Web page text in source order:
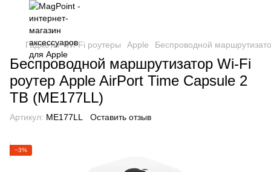
Гаджеты Wi-Fi роутеры Apple Беспроводной
Беспроводной маршрутизатор Wi-Fi
роутер Apple AirPort Time Capsule 2
TB (ME177LL)
Артикул: ME177LL Оставить отзыв
−3%